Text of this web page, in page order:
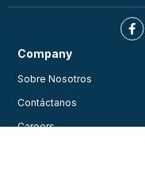
Company
Sobre Nosotros
Contáctanos
Careers